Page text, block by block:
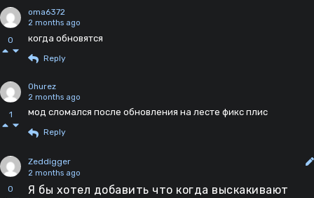
0
oma6372
2 months ago
когда обновятся
Reply
1
Ohurez
2 months ago
мод сломался после обновления на лесте фикс плис
Reply
0
Zeddigger
2 months ago
Я бы хотел добавить что когда выскакивают